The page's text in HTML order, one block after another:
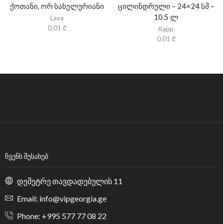
ქოთანი, ორ სახელურიანი
Lava
0,01 ₾
ცილინდრული – 24×24 სმ –
10.5 ლ
Kapp
0,01 ₾
ᲩᲕᲔᲜᲡ ᲨᲔᲡᲐᲮᲔᲑ
დემეტრე თავდადებულის 11
Email: info@vipgeorgia.ge
Phone: +995 577 77 08 22